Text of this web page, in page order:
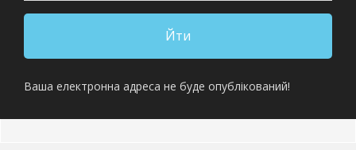
Ваша електронна адреса не буде опублікований!